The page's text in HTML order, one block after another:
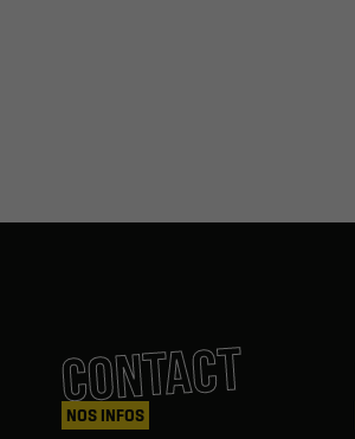
CONTACT
NOS INFOS